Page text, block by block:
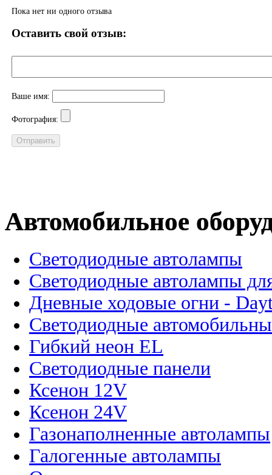
Пока нет ни одного отзыва
Оставить свой отзыв:
Ваше имя:
Фотография:
Автомобильное
Светодиодные автолампы
Светодиодные автолампы
Дневные ходовые огни -
Светодиодные
Гибкий неон EL
Светодиодные панели
Ксенон 12V
Ксенон 24V
Газонаполненные автолампы
Галогенные автолампы